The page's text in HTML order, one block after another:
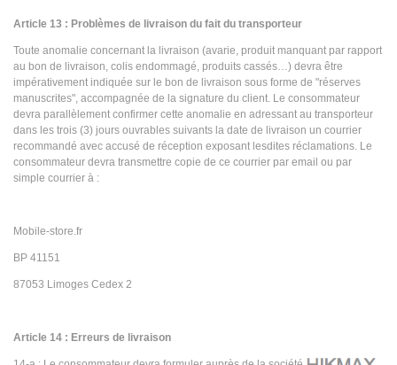
Article 13 : Problèmes de livraison du fait du transporteur
Toute anomalie concernant la livraison (avarie, produit manquant par rapport
au bon de livraison, colis endommagé, produits cassés…) devra être
impérativement indiquée sur le bon de livraison sous forme de "réserves
manuscrites", accompagnée de la signature du client. Le consommateur
devra parallèlement confirmer cette anomalie en adressant au transporteur
dans les trois (3) jours ouvrables suivants la date de livraison un courrier
recommandé avec accusé de réception exposant lesdites réclamations. Le
consommateur devra transmettre copie de ce courrier par email ou par
simple courrier à :
Mobile-store.fr
BP 41151
87053 Limoges Cedex 2
Article 14 : Erreurs de livraison